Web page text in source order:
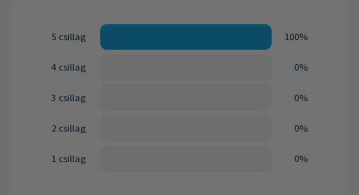
5 csillag 100%
4 csillag 0%
3 csillag 0%
2 csillag 0%
1 csillag 0%